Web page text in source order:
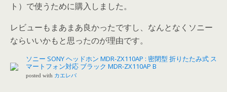
ト）で使うために購入しました。
レビューもまあまあ良かったですし、なんとなくソニー
ならいいかもと思ったのが理由です。
ソニー SONY ヘッドホン MDR-ZX110AP : 密閉型 折りたたみ式 ス
マートフォン対応 ブラック MDR-ZX110AP B
posted with カエレバ